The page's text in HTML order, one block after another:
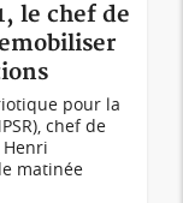
le chef de
pour la
chef de
Henri
matinée